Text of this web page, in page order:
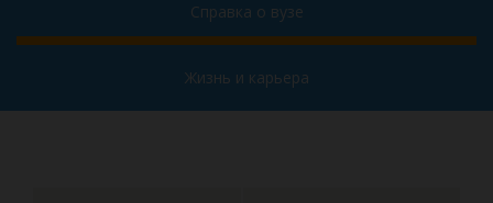
Справка о вузе
Жизнь и карьера